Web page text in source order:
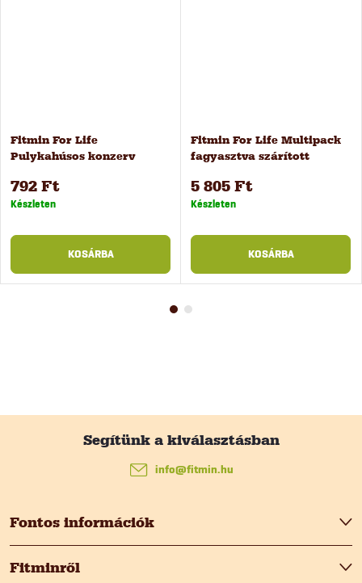
Fitmin For Life
Pulykahúsos konzerv
792 Ft
Készleten
KOSÁRBA
Fitmin For Life Multipack
fagyasztva szárított
5 805 Ft
Készleten
KOSÁRBA
bFontos információk
Fitminről
info@fitmin.hu